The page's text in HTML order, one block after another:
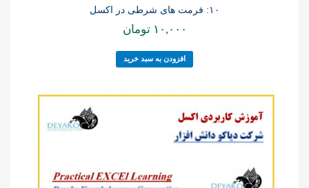
۱۰: فرمت های شرطی در اکسل
۱۰,۰۰۰ تومان
افزودن به سبد خرید